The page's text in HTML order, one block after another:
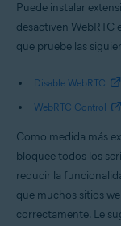
Puede instalar
desactiven WebRTC
que pruebe las
Disable WebRTC
WebRTC Control
Como medida más
bloquee todos los
reducir la
que muchos sitios
correctamente. Le